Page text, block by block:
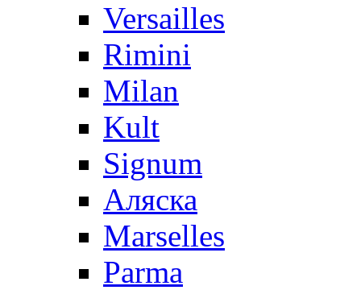
Versailles
Rimini
Milan
Kult
Signum
Аляска
Marselles
Parma